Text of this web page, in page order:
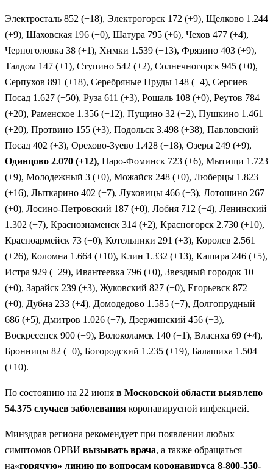
Электросталь 852 (+18), Электрогорск 172 (+9), Щелково 1.244
(+9), Шаховская 196 (+0), Шатура 795 (+6), Чехов 477 (+4),
Черноголовка 38 (+1), Химки 1.539 (+13), Фрязино 403 (+9),
Талдом 147 (+1), Ступино 542 (+2), Солнечногорск 945 (+0),
Серпухов 891 (+18), Серебряные Пруды 148 (+4), Сергиев
Посад 1.627 (+50), Руза 611 (+3), Рошаль 108 (+0), Реутов 784
(+20), Раменское 1.356 (+12), Пущино 32 (+2), Пушкино 1.461
(+20), Протвино 155 (+3), Подольск 3.498 (+38), Павловский
Посад 402 (+3), Орехово-Зуево 1.428 (+18), Озеры 249 (+9),
Одинцово 2.070 (+12), Наро-Фоминск 723 (+6), Мытищи 1.723
(+9), Молодежный 3 (+0), Можайск 248 (+0), Люберцы 1.823
(+16), Лыткарино 402 (+7), Луховицы 466 (+3), Лотошино 267
(+0), Лосино-Петровский 187 (+0), Лобня 712 (+4), Ленинский
1.302 (+7), Краснознаменск 314 (+2), Красногорск 2.730 (+10),
Красноармейск 73 (+0), Котельники 291 (+3), Королев 2.561
(+26), Коломна 1.664 (+10), Клин 1.332 (+13), Кашира 246 (+5),
Истра 929 (+29), Ивантеевка 796 (+0), Звездный городок 10
(+0), Зарайск 239 (+3), Жуковский 827 (+0), Егорьевск 872
(+0), Дубна 233 (+4), Домодедово 1.585 (+7), Долгопрудный
686 (+5), Дмитров 1.026 (+7), Дзержинский 456 (+3),
Воскресенск 900 (+9), Волоколамск 140 (+1), Власиха 69 (+4),
Бронницы 82 (+0), Богородский 1.235 (+19), Балашиха 1.504
(+10).
По состоянию на 22 июня в Московской области выявлено
54.375 случаев заболевания коронавирусной инфекцией.
Минздрав региона рекомендует при появлении любых
симптомов ОРВИ вызывать врача, а также обращаться
на«горячую» линию по вопросам коронавируса 8-800-550-